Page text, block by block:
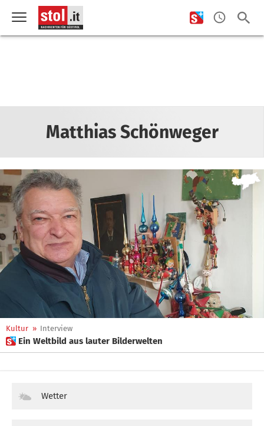
Matthias Schönweger
Kultur » Interview
 Ein Weltbild aus lauter Bilderwelten
Wetter